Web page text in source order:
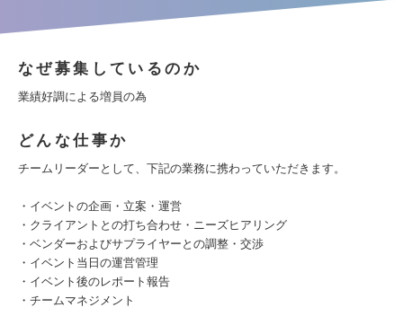
なぜ募集しているのか
業績好調による増員の為
どんな仕事か
チームリーダーとして、下記の業務に携わっていただきます。
・イベントの企画・立案・運営
・クライアントとの打ち合わせ・ニーズヒアリング
・ベンダーおよびサプライヤーとの調整・交渉
・イベント当日の運営管理
・イベント後のレポート報告
・チームマネジメント